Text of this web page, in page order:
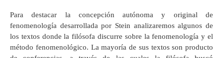
Para destacar la concepción autónoma y original de
fenomenología desarrollada por Stein analizaremos algunos de
los textos donde la filósofa discurre sobre la fenomenología y el
método fenomenológico. La mayoría de sus textos son producto